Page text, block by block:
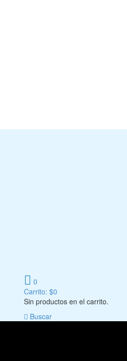
0
Carrito: $0
Sin productos en el carrito.
Buscar